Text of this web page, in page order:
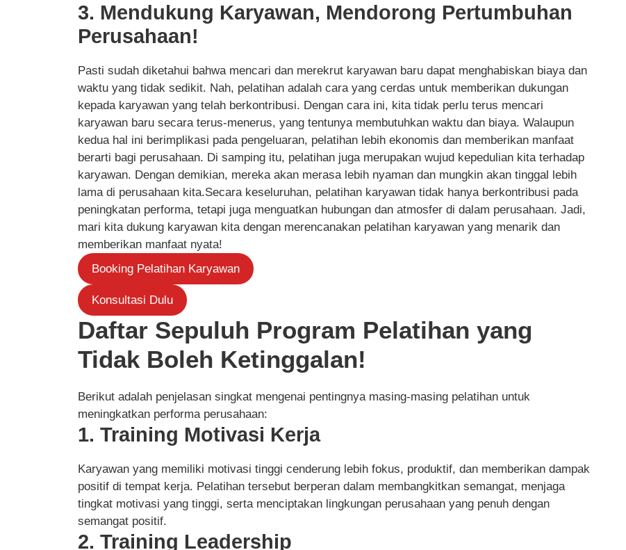
3. Mendukung Karyawan, Mendorong Pertumbuhan
Perusahaan!
Pasti sudah diketahui bahwa mencari dan merekrut karyawan baru dapat menghabiskan biaya dan
waktu yang tidak sedikit. Nah, pelatihan adalah cara yang cerdas untuk memberikan dukungan
kepada karyawan yang telah berkontribusi. Dengan cara ini, kita tidak perlu terus mencari
karyawan baru secara terus-menerus, yang tentunya membutuhkan waktu dan biaya. Walaupun
kedua hal ini berimplikasi pada pengeluaran, pelatihan lebih ekonomis dan memberikan manfaat
berarti bagi perusahaan. Di samping itu, pelatihan juga merupakan wujud kepedulian kita terhadap
karyawan. Dengan demikian, mereka akan merasa lebih nyaman dan mungkin akan tinggal lebih
lama di perusahaan kita.Secara keseluruhan, pelatihan karyawan tidak hanya berkontribusi pada
peningkatan performa, tetapi juga menguatkan hubungan dan atmosfer di dalam perusahaan. Jadi,
mari kita dukung karyawan kita dengan merencanakan pelatihan karyawan yang menarik dan
memberikan manfaat nyata!
Booking Pelatihan Karyawan
Konsultasi Dulu
Daftar Sepuluh Program Pelatihan yang
Tidak Boleh Ketinggalan!
Berikut adalah penjelasan singkat mengenai pentingnya masing-masing pelatihan untuk
meningkatkan performa perusahaan:
1. Training Motivasi Kerja
Karyawan yang memiliki motivasi tinggi cenderung lebih fokus, produktif, dan memberikan dampak
positif di tempat kerja. Pelatihan tersebut berperan dalam membangkitkan semangat, menjaga
tingkat motivasi yang tinggi, serta menciptakan lingkungan perusahaan yang penuh dengan
semangat positif.
2. Training Leadership